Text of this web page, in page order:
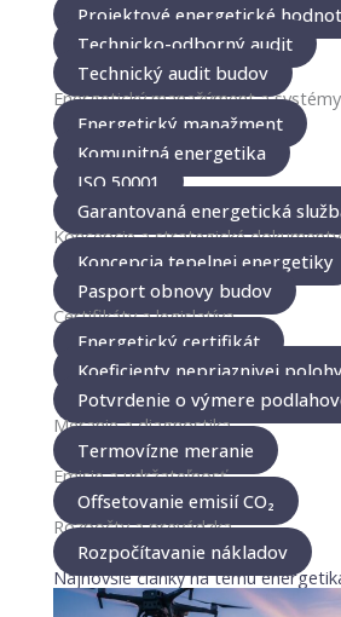
Projektové energetické
Technicko-odborný audit
Technický audit budov
Energetický manažýment a systémy
Energetický manažment
Komunitná energetika
ISO 50001
Garantovaná energetická
Koncepcie a strategické dokumenty
Koncepcia tepelnej energetiky
Pasport obnovy budov
Certifikáty a legislatíva
Energetický certifikát
Koeficienty nepriaznivej polohy
Potvrdenie o výmere
Meranie a diagnostika
Termovízne meranie
Emisie a udržateľnosť
Offsetovanie emisií CO₂
Rozpočty a prevádzka
Rozpočítavanie nákladov
Najnovšie články na tému